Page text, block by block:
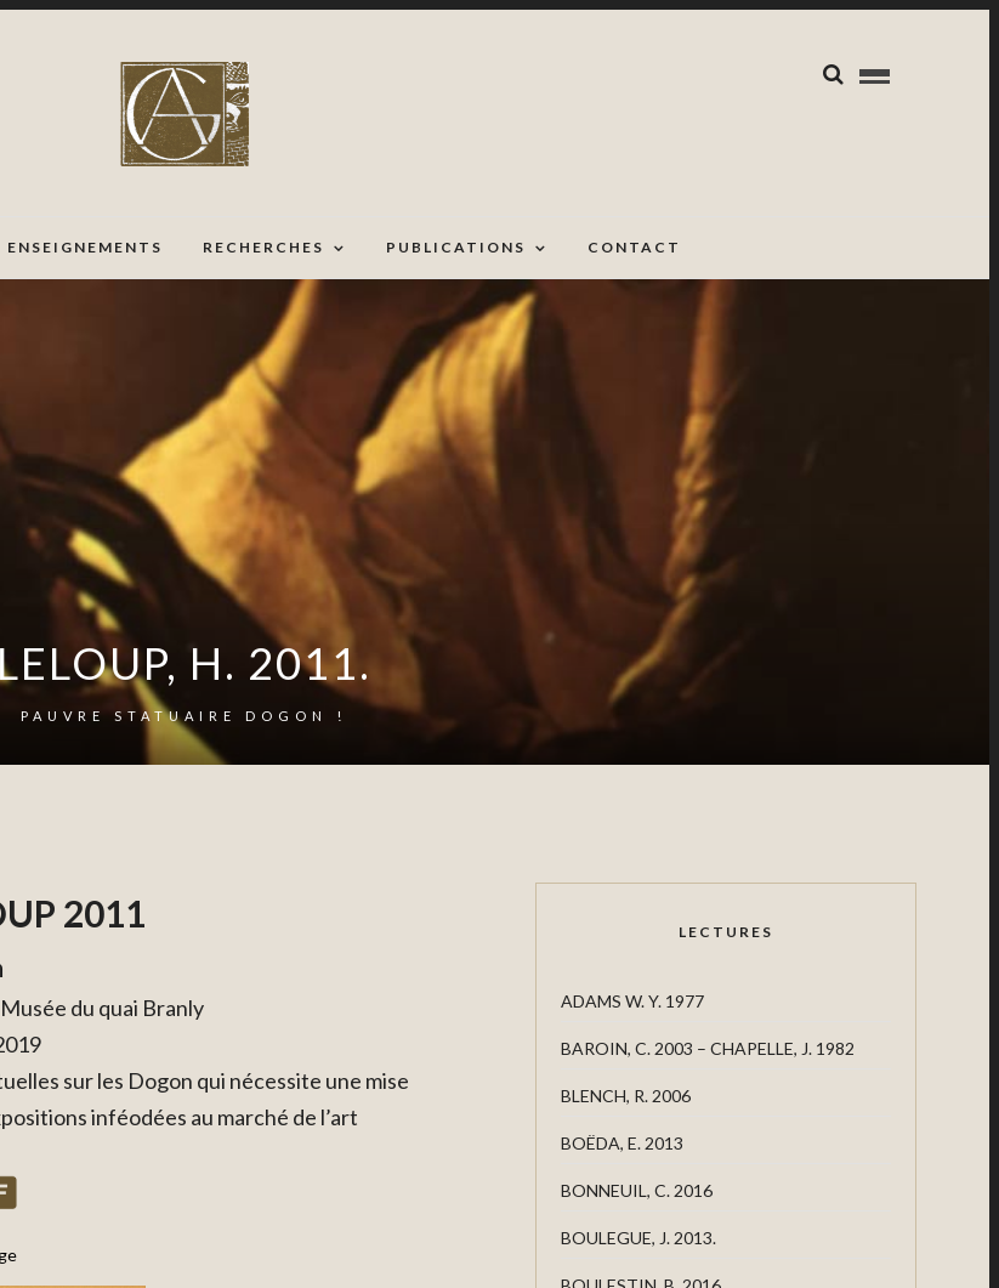
ENSEIGNEMENTS RECHERCHES PUBLICATIONS CONTACT
H. 2011.
PAUVRE STATUAIRE DOGON !
2011
du quai Branly
sur les Dogon qui nécessite une mise
inféodées au marché de l’art
LECTURES
ADAMS W. Y. 1977
BAROIN, C. 2003 – CHAPELLE, J. 1982
BLENCH, R. 2006
BOËDA, E. 2013
BONNEUIL, C. 2016
BOULEGUE, J. 2013.